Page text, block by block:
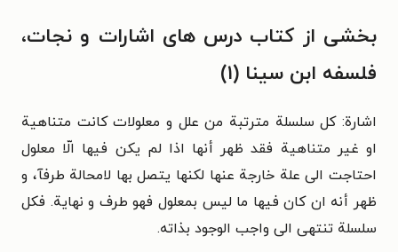
بخشی از کتاب درس های اشارات و نجات،
فلسفه ابن سینا (۱)
اشارة: کل سلسلة مترتبة من علل و معلولات کانت متناهیة
او غیر متناهیة فقد ظهر أنها اذا لم یکن فیها الّا معلول
احتاجت الی علة خارجة عنها لکنها یتصل بها لامحالة طرفآ، و
ظهر أنه ان کان فیها ما لیس بمعلول فهو طرف و نهایة. فکل
سلسلة تنتهی الی واجب الوجود بذاته.